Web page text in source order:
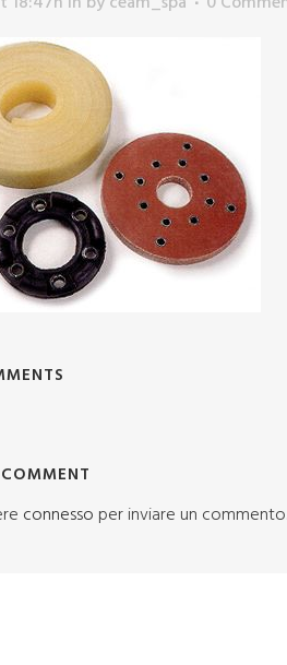
connesso per inviare un commento.